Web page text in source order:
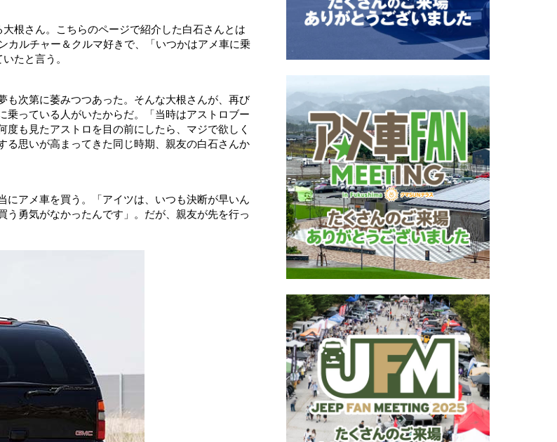
根さん。こちらのページで紹介した白石さんとは
カルチャー＆クルマ好きで、「いつかはアメ車に乗
たと言う。
も次第に萎みつつあった。そんな大根さんが、再び
っている人がいたからだ。「当時はアストロブー
も見たアストロを目の前にしたら、マジで欲しく
る思いが高まってきた同じ時期、親友の白石さんか
アメ車を買う。「アイツは、いつも決断が早いん
勇気がなかったんです」。だが、親友が先を行っ